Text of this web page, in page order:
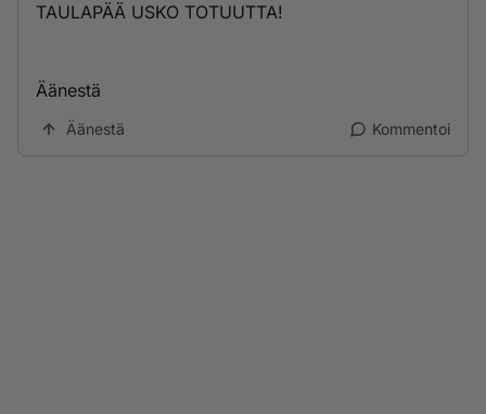
TAULAPÄÄ USKO TOTUUTTA!
Äänestä
Äänestä Kommentoi